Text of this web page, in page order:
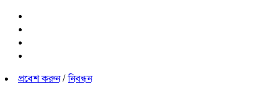
প্রবেশ করুন/নিবন্ধন